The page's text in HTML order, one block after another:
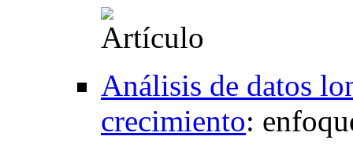
Análisis de datos
crecimiento: